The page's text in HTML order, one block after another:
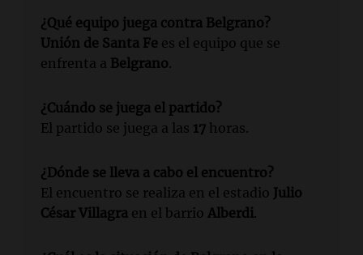
¿Qué equipo juega contra Belgrano?
Unión de Santa Fe es el equipo que se
enfrenta a Belgrano.
¿Cuándo se juega el partido?
El partido se juega a las 17 horas.
¿Dónde se lleva a cabo el encuentro?
El encuentro se realiza en el estadio Julio
César Villagra en el barrio Alberdi.